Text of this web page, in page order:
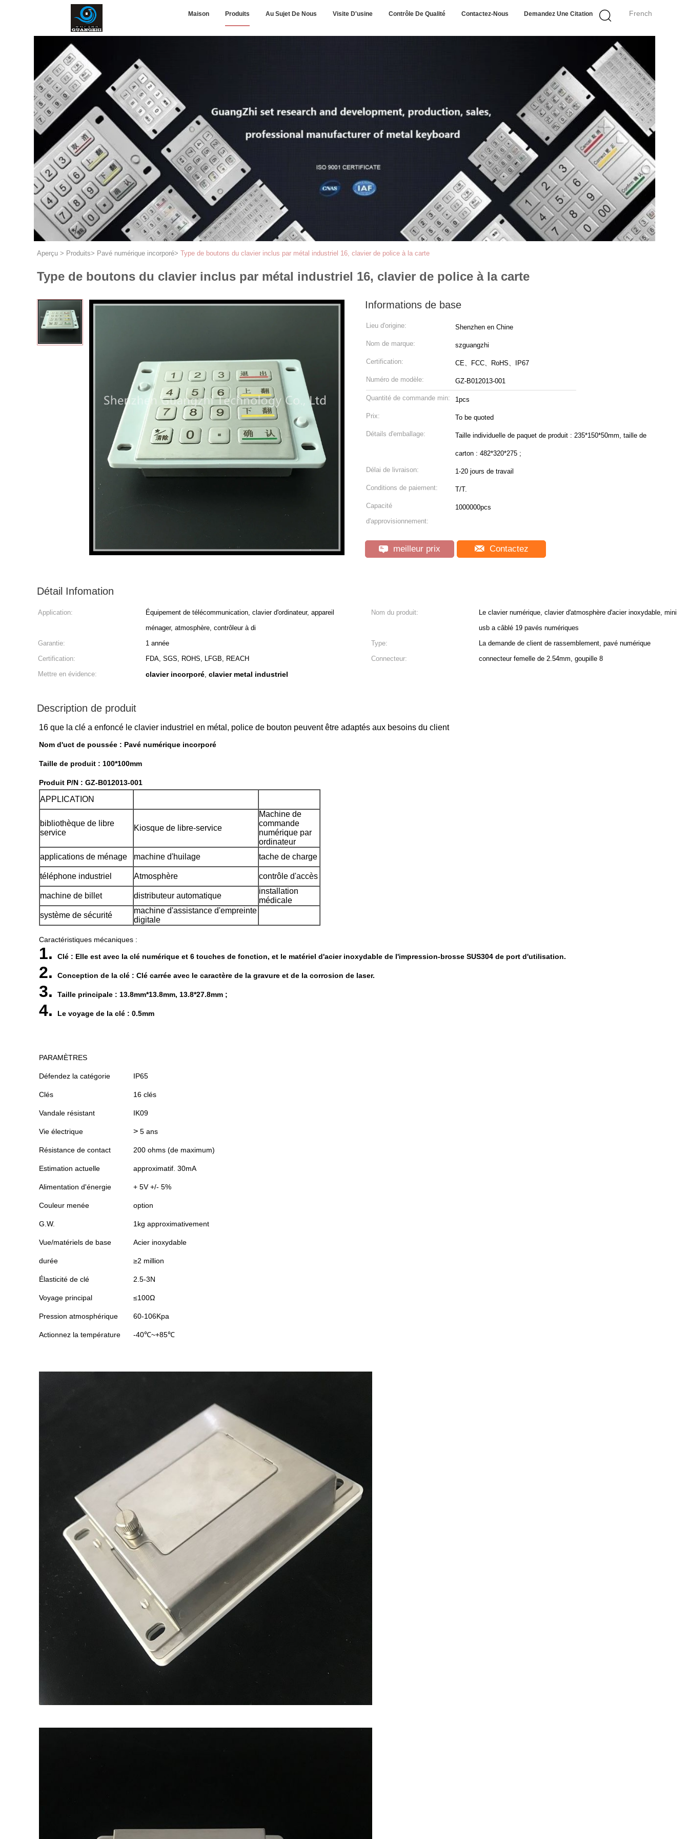
French
Maison Produits Au Sujet De Nous Visite D'usine Contrôle De Qualité Contactez-Nous Demandez Une Citation
Aperçu > Produits> Pavé numérique incorporé> Type de boutons du clavier inclus par métal industriel 16, clavier de police à la carte
Type de boutons du clavier inclus par métal industriel 16, clavier de police à la carte
Informations de base
Lieu d'origine: Shenzhen en Chine
Nom de marque: szguangzhi
Certification: CE、FCC、RoHS、IP67
Numéro de modèle: GZ-B012013-001
Quantité de commande min: 1pcs
Prix: To be quoted
Détails d'emballage: Taille individuelle de paquet de produit : 235*150*50mm, taille de
carton : 482*320*275 ;
Délai de livraison: 1-20 jours de travail
Conditions de paiement: T/T.
Capacité
d'approvisionnement:
1000000pcs
meilleur prix Contactez
Détail Infomation
Application:
Équipement de télécommunication, clavier d'ordinateur, appareil
ménager, atmosphère, contrôleur à di
Nom du produit:
Le clavier numérique, clavier d'atmosphère d'acier inoxydable, mini
usb a câblé 19 pavés numériques
Garantie:
1 année Type:
La demande de client de rassemblement, pavé numérique
Certification:
FDA, SGS, ROHS, LFGB, REACH Connecteur:
connecteur femelle de 2.54mm, goupille 8
Mettre en évidence:
clavier incorporé, clavier metal industriel
Description de produit
16 que la clé a enfoncé le clavier industriel en métal, police de bouton peuvent être adaptés aux besoins du client
Nom d'uct de poussée : Pavé numérique incorporé
Taille de produit : 100*100mm
Produit P/N : GZ-B012013-001
APPLICATION
bibliothèque de libre
service
Kiosque de libre-service
Machine de
commande
numérique par
ordinateur
applications de ménage
machine d'huilage tache de charge
téléphone industriel Atmosphère contrôle d'accès
machine de billet distributeur automatique
installation
médicale
système de sécurité
machine d'assistance d'empreinte
digitale
Caractéristiques mécaniques :
1. Clé : Elle est avec la clé numérique et 6 touches de fonction, et le matériel d'acier inoxydable de l'impression-brosse SUS304 de port d'utilisation.
2. Conception de la clé : Clé carrée avec le caractère de la gravure et de la corrosion de laser.
3. Taille principale : 13.8mm*13.8mm, 13.8*27.8mm ;
4. Le voyage de la clé : 0.5mm
PARAMÈTRES
Défendez la catégorie IP65
Clés 16 clés
Vandale résistant IK09
Vie électrique > 5 ans
Résistance de contact 200 ohms (de maximum)
Estimation actuelle approximatif. 30mA
Alimentation d'énergie + 5V +/- 5%
Couleur menée option
G.W. 1kg approximativement
Vue/matériels de base Acier inoxydable
durée ≥2 million
Élasticité de clé 2.5-3N
Voyage principal ≤100Ω
Pression atmosphérique 60-106Kpa
Actionnez la température -40℃~+85℃